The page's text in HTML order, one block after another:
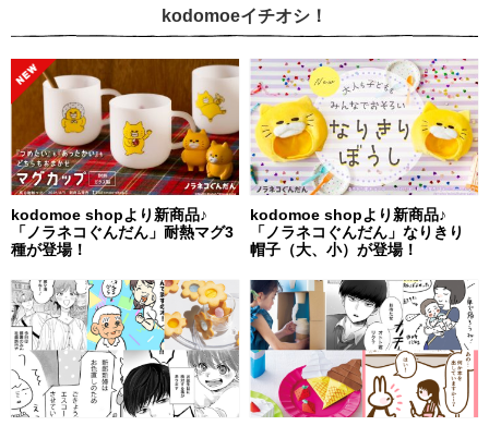
kodomoeイチオシ！
kodomoe shopより新商品♪
「ノラネコぐんだん」耐熱マグ3
種が登場！
kodomoe shopより新商品♪
「ノラネコぐんだん」なりきり
帽子（大、小）が登場！